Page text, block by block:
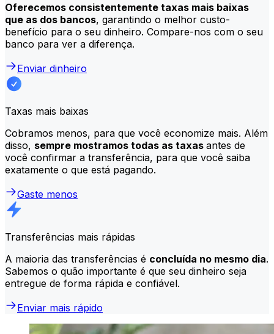
Oferecemos consistentemente taxas mais baixas
que as dos bancos, garantindo o melhor custo-
benefício para o seu dinheiro. Compare-nos com o seu
banco para ver a diferença.
Enviar dinheiro
Taxas mais baixas
Cobramos menos, para que você economize mais. Além
disso, sempre mostramos todas as taxas antes de
você confirmar a transferência, para que você saiba
exatamente o que está pagando.
Gaste menos
Transferências mais rápidas
A maioria das transferências é concluída no mesmo dia.
Sabemos o quão importante é que seu dinheiro seja
entregue de forma rápida e confiável.
Enviar mais rápido